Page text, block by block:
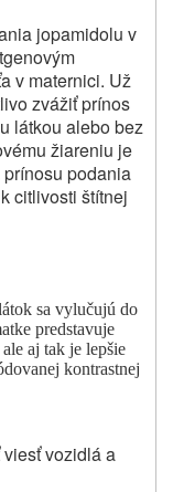
jopamidolu v
v maternici. Už
zvážiť prínos
látkou alebo bez
žiareniu je
podania
citlivosti štítnej
sa vylučujú do
predstavuje
aj tak je lepšie
kontrastnej
vozidlá a